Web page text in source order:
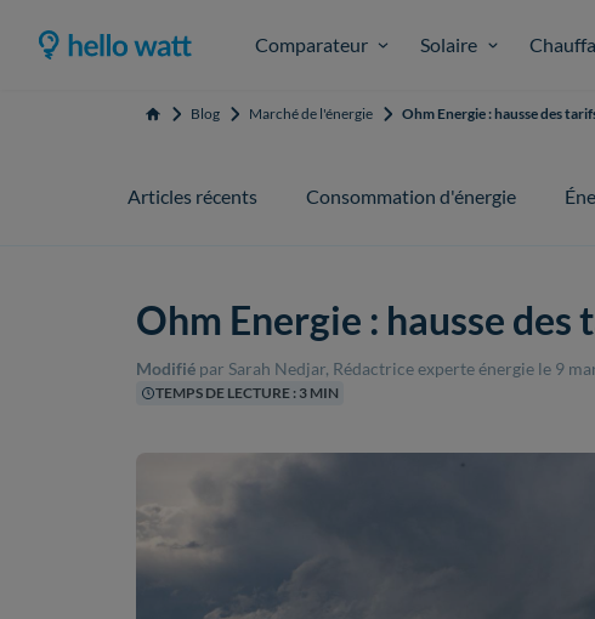
Comparateur Solaire
Accueil Blog Marché de l'énergie Ohm Energie : hausse des
Articles récents Consommation d'énergie
Ohm Energie : hausse
Modifié par Sarah Nedjar, Rédactrice experte énergie le 9
TEMPS DE LECTURE : 3 MIN